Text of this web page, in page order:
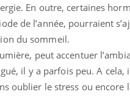
En outre, certaines
de l’année, pourraient
du sommeil.
peut accentuer
il y a parfois peu. A
oublier le stress ou encore
des Mains :
Youtube
faciles à aborder...
poser des
d'un proche c'est
Youtube
Fatigue,
même
...